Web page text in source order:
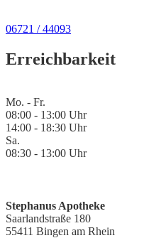
06721 / 44093
Erreichbarkeit
Mo. - Fr.
08:00 - 13:00 Uhr
14:00 - 18:30 Uhr
Sa.
08:30 - 13:00 Uhr
Stephanus Apotheke
Saarlandstraße 180
55411 Bingen am Rhein